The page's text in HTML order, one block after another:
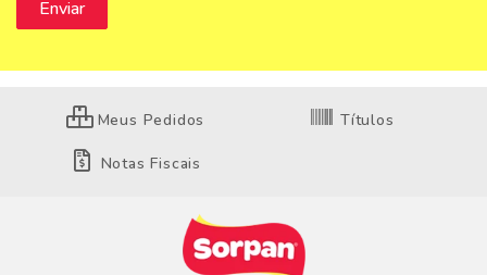
Meus Pedidos Títulos
Notas Fiscais